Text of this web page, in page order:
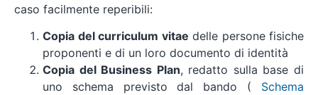
caso facilmente reperibili:
Copia del curriculum vitae delle persone fisiche
proponenti e di un loro documento di identità
Copia del Business Plan, redatto sulla base di
uno schema previsto dal bando ( Schema